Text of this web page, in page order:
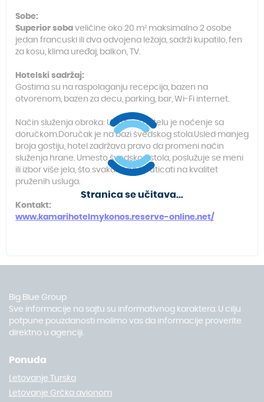
Sobe:
Superior soba veličine oko 20 m² maksimalno 2 osobe
jedan francuski ili dva odvojena ležaja, sadrži kupatilo, fen
za kosu, klima uređaj, balkon, TV.
Hotelski sadržaj:
Gostima su na raspolaganju recepcija, bazen na
otvorenom, bazen za decu, parking, bar, Wi-Fi internet.
Način služenja obroka: Usluga u hotelu je noćenje sa
doručkom.Doručak je na bazi švedskog stola.Usled manjeg
broja gostiju, hotel zadržava pravo da promeni način
služenja hrane. Umesto švedskog stola, poslužuje se meni
ili izbor više jela, što svakako neće uticati na kvalitet
pruženih usluga.
Kontakt:
www.kamarihotelmykonos.reserve-online.net/
Big Blue Group
Sve informacije na sajtu su informativnog karaktera. U cilju
potpune pouzdanosti molimo vas da informacije proverite
direktno u agenciji.
Ponuda
Letovanje Turska
Letovanje Grčka avionom
Stranica se učitava...